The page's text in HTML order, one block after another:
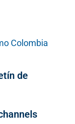
Colombia
de